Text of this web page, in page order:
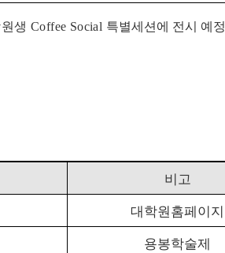
원생Coffee Social 특별세션에 전시 예정
비고
대학원홈페이지
용봉학술제